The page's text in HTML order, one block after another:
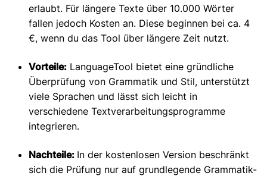
erlaubt. Für längere Texte über 10.000 Wörter
fallen jedoch Kosten an. Diese beginnen bei ca. 4
€, wenn du das Tool über längere Zeit nutzt.
Vorteile: LanguageTool bietet eine gründliche
Überprüfung von Grammatik und Stil, unterstützt
viele Sprachen und lässt sich leicht in
verschiedene Textverarbeitungsprogramme
integrieren.
Nachteile: In der kostenlosen Version beschränkt
sich die Prüfung nur auf grundlegende Grammatik-